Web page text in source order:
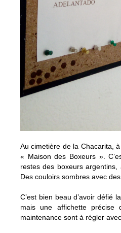
Au cimetière de la Chacarita,
« Maison des Boxeurs ».
restes des boxeurs
Des couloirs sombres avec
C’est bien beau d’avoir défié
mais une affichette précise
maintenance sont à régler